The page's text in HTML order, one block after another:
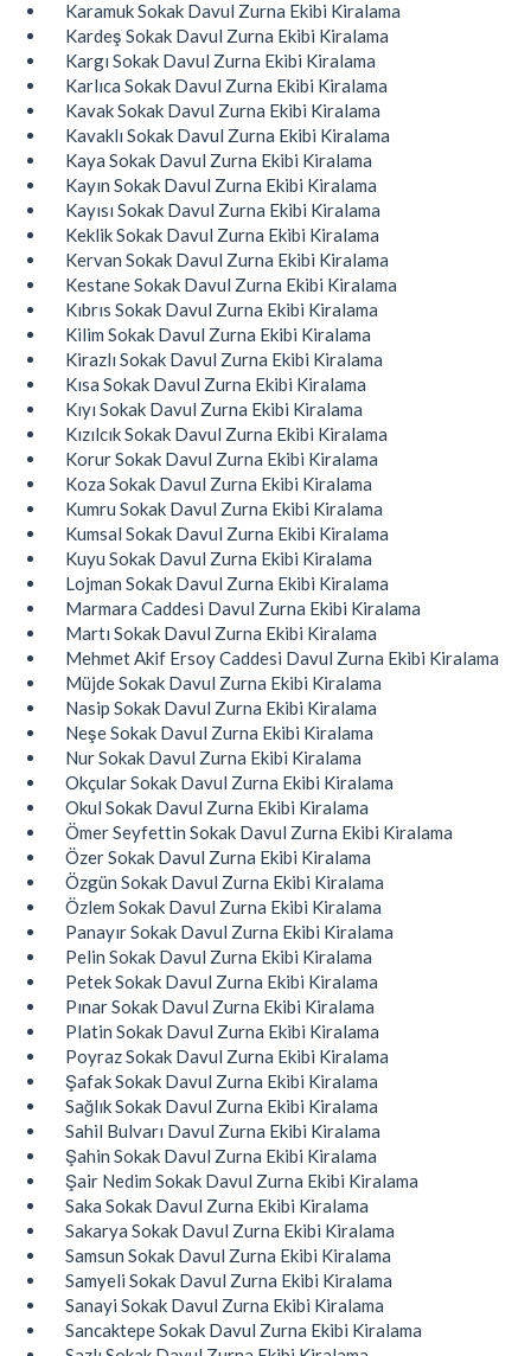
Karamuk Sokak Davul Zurna Ekibi Kiralama
Kardeş Sokak Davul Zurna Ekibi Kiralama
Kargı Sokak Davul Zurna Ekibi Kiralama
Karlıca Sokak Davul Zurna Ekibi Kiralama
Kavak Sokak Davul Zurna Ekibi Kiralama
Kavaklı Sokak Davul Zurna Ekibi Kiralama
Kaya Sokak Davul Zurna Ekibi Kiralama
Kayın Sokak Davul Zurna Ekibi Kiralama
Kayısı Sokak Davul Zurna Ekibi Kiralama
Keklik Sokak Davul Zurna Ekibi Kiralama
Kervan Sokak Davul Zurna Ekibi Kiralama
Kestane Sokak Davul Zurna Ekibi Kiralama
Kıbrıs Sokak Davul Zurna Ekibi Kiralama
Kilim Sokak Davul Zurna Ekibi Kiralama
Kirazlı Sokak Davul Zurna Ekibi Kiralama
Kısa Sokak Davul Zurna Ekibi Kiralama
Kıyı Sokak Davul Zurna Ekibi Kiralama
Kızılcık Sokak Davul Zurna Ekibi Kiralama
Korur Sokak Davul Zurna Ekibi Kiralama
Koza Sokak Davul Zurna Ekibi Kiralama
Kumru Sokak Davul Zurna Ekibi Kiralama
Kumsal Sokak Davul Zurna Ekibi Kiralama
Kuyu Sokak Davul Zurna Ekibi Kiralama
Lojman Sokak Davul Zurna Ekibi Kiralama
Marmara Caddesi Davul Zurna Ekibi Kiralama
Martı Sokak Davul Zurna Ekibi Kiralama
Mehmet Akif Ersoy Caddesi Davul Zurna Ekibi Kiralama
Müjde Sokak Davul Zurna Ekibi Kiralama
Nasip Sokak Davul Zurna Ekibi Kiralama
Neşe Sokak Davul Zurna Ekibi Kiralama
Nur Sokak Davul Zurna Ekibi Kiralama
Okçular Sokak Davul Zurna Ekibi Kiralama
Okul Sokak Davul Zurna Ekibi Kiralama
Ömer Seyfettin Sokak Davul Zurna Ekibi Kiralama
Özer Sokak Davul Zurna Ekibi Kiralama
Özgün Sokak Davul Zurna Ekibi Kiralama
Özlem Sokak Davul Zurna Ekibi Kiralama
Panayır Sokak Davul Zurna Ekibi Kiralama
Pelin Sokak Davul Zurna Ekibi Kiralama
Petek Sokak Davul Zurna Ekibi Kiralama
Pınar Sokak Davul Zurna Ekibi Kiralama
Platin Sokak Davul Zurna Ekibi Kiralama
Poyraz Sokak Davul Zurna Ekibi Kiralama
Şafak Sokak Davul Zurna Ekibi Kiralama
Sağlık Sokak Davul Zurna Ekibi Kiralama
Sahil Bulvarı Davul Zurna Ekibi Kiralama
Şahin Sokak Davul Zurna Ekibi Kiralama
Şair Nedim Sokak Davul Zurna Ekibi Kiralama
Saka Sokak Davul Zurna Ekibi Kiralama
Sakarya Sokak Davul Zurna Ekibi Kiralama
Samsun Sokak Davul Zurna Ekibi Kiralama
Samyeli Sokak Davul Zurna Ekibi Kiralama
Sanayi Sokak Davul Zurna Ekibi Kiralama
Sancaktepe Sokak Davul Zurna Ekibi Kiralama